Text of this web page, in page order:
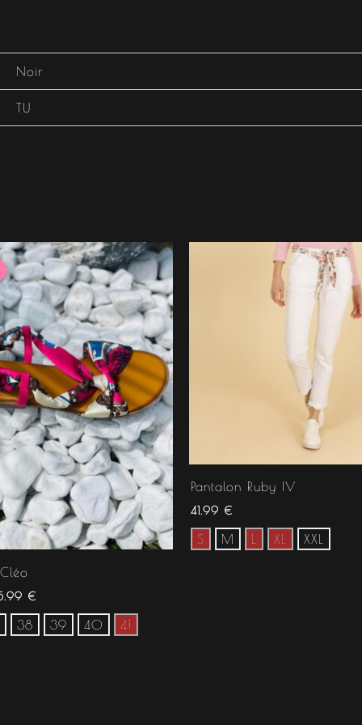
Noir
TU
:
€.
€
Le
prix
actuel
est :
15.99 €.
38 39 40 41
Pantalon Ruby IV
41.99 €
S M L XL XXL